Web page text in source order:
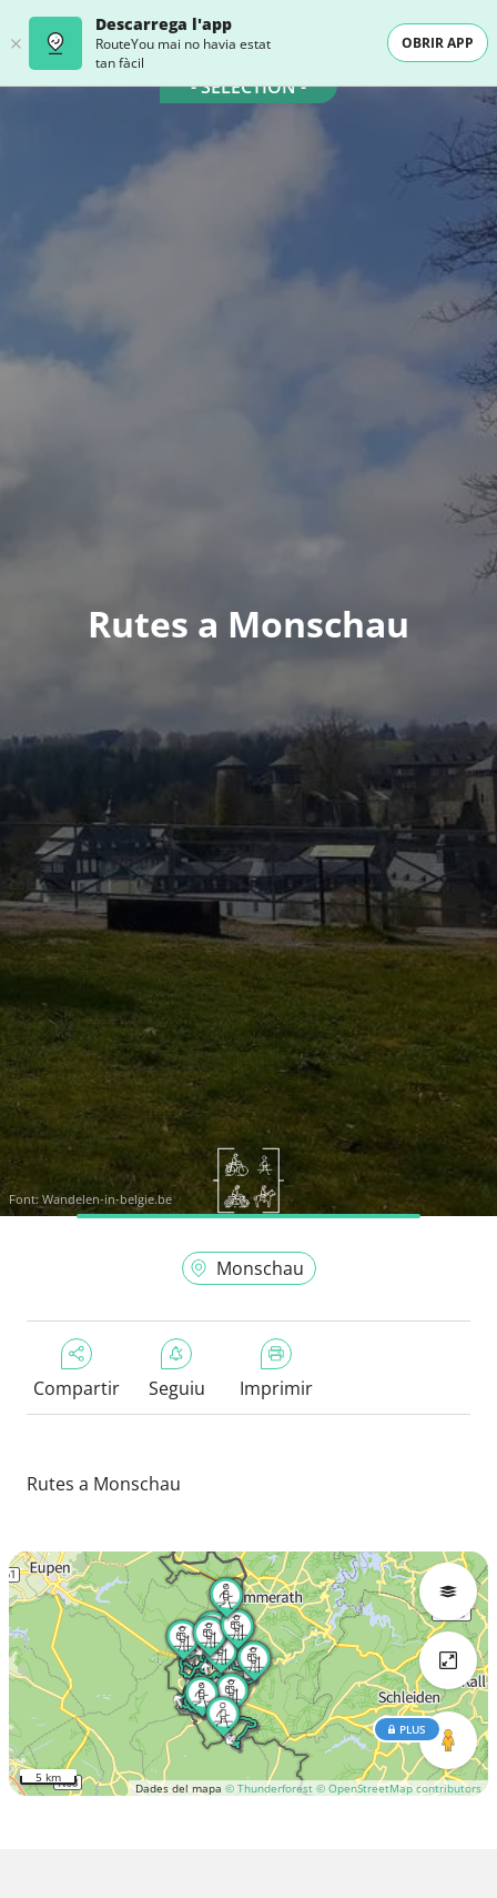
Descarrega l'app
RouteYou mai no havia estat
tan fàcil
OBRIR APP
- SELECTION -
Rutes a Monschau
Font:Wandelen-in-belgie.be
Monschau
Compartir Seguiu Imprimir
Rutes a Monschau
Dades del mapa © Thunderforest © OpenStreetMap contributors
PLUS
5 km